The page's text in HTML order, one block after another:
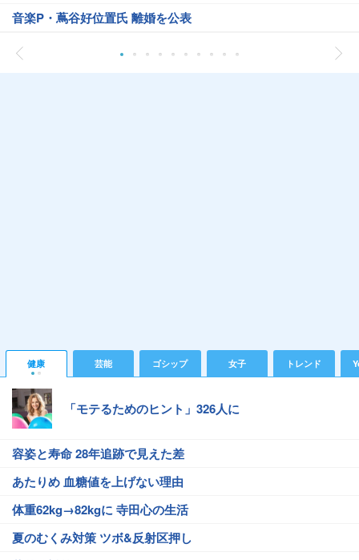
音楽P・蔦谷好位置氏 離婚を公表
健康 芸能 ゴシップ 女子 トレンド
「モテるためのヒント」326人に
容姿と寿命 28年追跡で見えた差
あたりめ 血糖値を上げない理由
体重62kg→82kgに 寺田心の生活
夏のむくみ対策 ツボ&反射区押し